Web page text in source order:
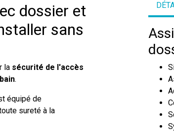
dossier et
sans
la sécurité de l'accès
.
équipé de
sureté à la